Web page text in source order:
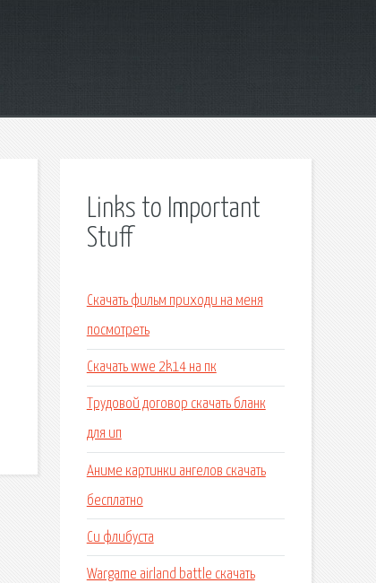
Links to Important
Stuff
Скачать фильм приходи на меня
посмотреть
Скачать wwe 2k14 на пк
Трудовой договор скачать бланк
для ип
Аниме картинки ангелов скачать
бесплатно
Си флибуста
Wargame airland battle скачать